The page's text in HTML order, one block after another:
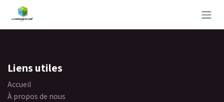
Se rendre au contenu
Liens utiles
Accueil
À propos de nous